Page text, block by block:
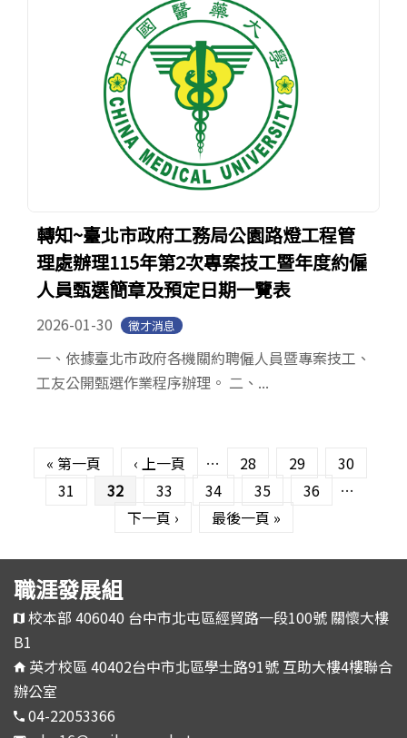
轉知~臺北市政府工務局公園路燈工程管
理處辦理115年第2次專案技工暨年度約僱
人員甄選簡章及預定日期一覽表
2026-01-30 徵才消息
一、依據臺北市政府各機關約聘僱人員暨專案技工、
工友公開甄選作業程序辦理。 二、...
« 第一頁 ‹ 上一頁 … 28 29
30
31
32 33 34 35 36
…
下一頁 ›
最後一頁 »
職涯發展組
校本部 406040 台中市北屯區經貿路一段100號 關懷大樓
B1
英才校區 40402台中市北區學士路91號 互助大樓4樓聯合
辦公室
04-22053366